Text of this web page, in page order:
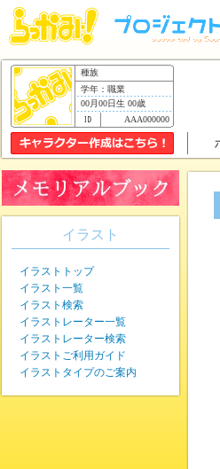
種族
学年：職業
00月00日生 00歳
AAA000000
イラスト
イラストトップ
イラスト一覧
イラスト検索
イラストレーター一覧
イラストレーター検索
イラストご利用ガイド
イラストタイプのご案内